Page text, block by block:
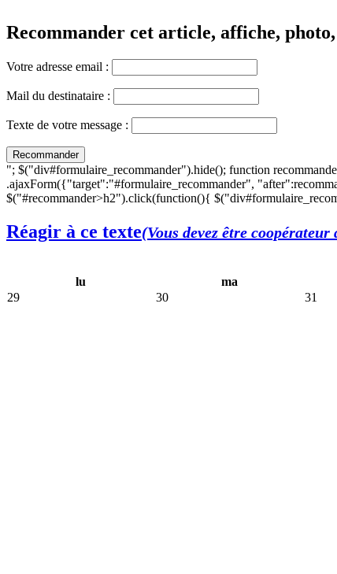
Recommander cet article, affiche,
Votre adresse email :
Mail du destinataire :
Texte de votre message :
"; $("div#formulaire_recommander").hide(); function
.ajaxForm({"target":"#formulaire_recommander",
$("#recommander>h2").click(function(){
Réagir à ce texte(Vous devez être
lu
ma
29
30 31